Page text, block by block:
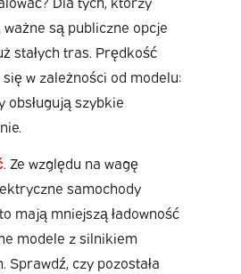
są publiczne opcje
stałych tras. Prędkość
w zależności od modelu:
obsługują szybkie
. Ze względu na wagę
samochody
mają mniejszą ładowność
modele z silnikiem
Sprawdź, czy pozostała